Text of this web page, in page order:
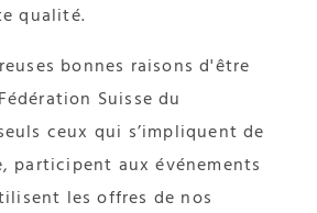
qualité.
bonnes raisons d'être
Suisse du
ceux qui s’impliquent de
participent aux événements
les offres de nos